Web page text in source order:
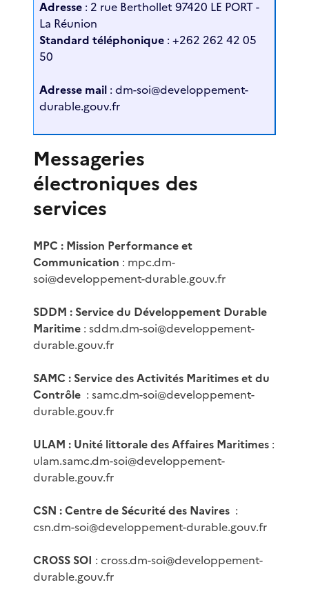
Adresse : 2 rue Berthollet 97420 LE PORT -
La Réunion
Standard téléphonique : +262 262 42 05
50
Adresse mail : dm-soi@developpement-
durable.gouv.fr
Messageries
électroniques des
services
MPC : Mission Performance et
Communication : mpc.dm-
soi@developpement-durable.gouv.fr
SDDM : Service du Développement Durable
Maritime : sddm.dm-soi@developpement-
durable.gouv.fr
SAMC : Service des Activités Maritimes et du
Contrôle : samc.dm-soi@developpement-
durable.gouv.fr
ULAM : Unité littorale des Affaires Maritimes :
ulam.samc.dm-soi@developpement-
durable.gouv.fr
CSN : Centre de Sécurité des Navires :
csn.dm-soi@developpement-durable.gouv.fr
CROSS SOI : cross.dm-soi@developpement-
durable.gouv.fr